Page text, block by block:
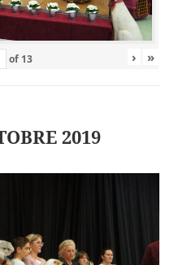
of 13 › »
2019